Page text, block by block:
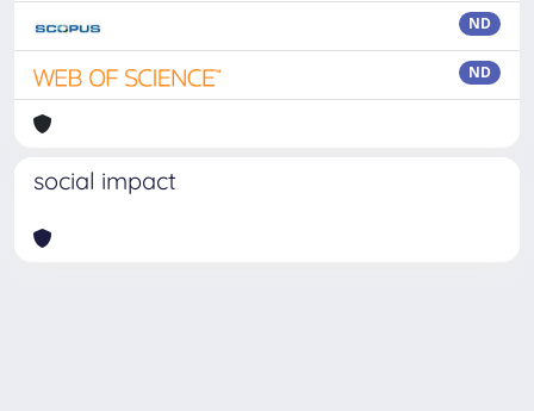
ND
ND
social impact